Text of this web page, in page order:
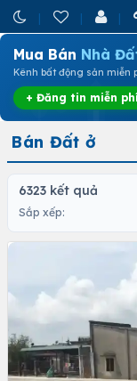
Mua Bán Nhà
Kênh bất động sản miễn
+ Đăng tin miễn
Bán Đất ở
6323 kết quả
Sắp xếp: